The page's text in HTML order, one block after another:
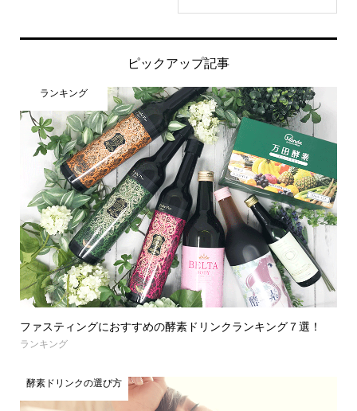
ピックアップ記事
ランキング
ファスティングにおすすめの酵素ドリンクランキング７選！
ランキング
酵素ドリンクの選び方